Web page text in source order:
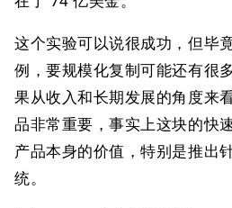
这个实验可以说很成功，但毕
例，要规模化复制可能还有很
果从收入和长期发展的角度来
品非常重要，事实上这块的快
产品本身的价值，特别是推出
统。